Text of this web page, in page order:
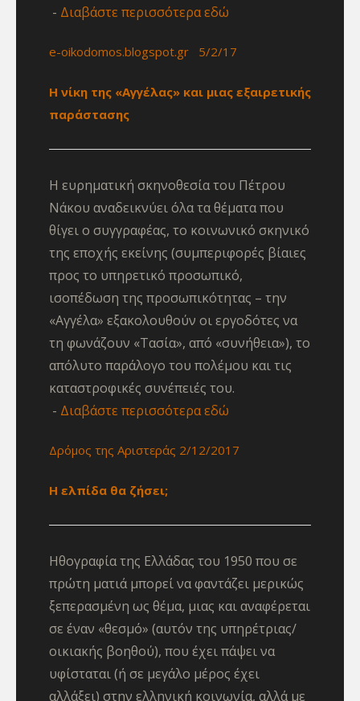
Διαβάστε περισσότερα εδώ
e-oikodomos.blogspot.gr 5/2/17
Η νίκη της «Αγγέλας» και μιας εξαιρετικής
παράστασης
Η ευρηματική σκηνοθεσία του Πέτρου
Νάκου αναδεικνύει όλα τα θέματα που
θίγει ο συγγραφέας, το κοινωνικό σκηνικό
της εποχής εκείνης (συμπεριφορές βίαιες
προς το υπηρετικό προσωπικό,
ισοπέδωση της προσωπικότητας – την
«Αγγέλα» εξακολουθούν οι εργοδότες να
τη φωνάζουν «Τασία», από «συνήθεια»), το
απόλυτο παράλογο του πολέμου και τις
καταστροφικές συνέπειές του.
Διαβάστε περισσότερα εδώ
Δρόμος της Αριστεράς 2/12/2017
Η ελπίδα θα ζήσει;
Ηθογραφία της Ελλάδας του 1950 που σε
πρώτη ματιά μπορεί να φαντάζει μερικώς
ξεπερασμένη ως θέμα, μιας και αναφέρεται
σε έναν «θεσμό» (αυτόν της υπηρέτριας/
οικιακής βοηθού), που έχει πάψει να
υφίσταται (ή σε μεγάλο μέρος έχει
αλλάξει) στην ελληνική κοινωνία, αλλά με